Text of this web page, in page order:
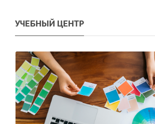
УЧЕБНЫЙ ЦЕНТР